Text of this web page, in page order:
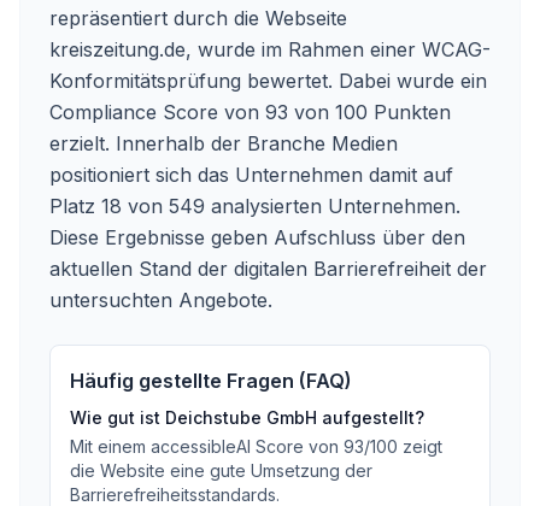
repräsentiert durch die Webseite
kreiszeitung.de, wurde im Rahmen einer WCAG-
Konformitätsprüfung bewertet. Dabei wurde ein
Compliance Score von 93 von 100 Punkten
erzielt. Innerhalb der Branche Medien
positioniert sich das Unternehmen damit auf
Platz 18 von 549 analysierten Unternehmen.
Diese Ergebnisse geben Aufschluss über den
aktuellen Stand der digitalen Barrierefreiheit der
untersuchten Angebote.
Häufig gestellte Fragen (FAQ)
Wie gut ist Deichstube GmbH aufgestellt?
Mit einem accessibleAI Score von 93/100 zeigt
die Website eine gute Umsetzung der
Barrierefreiheitsstandards.